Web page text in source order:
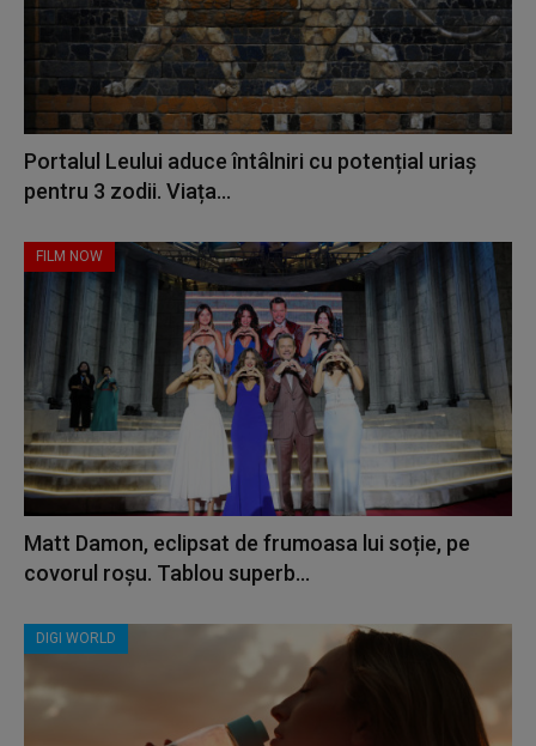
Portalul Leului aduce întâlniri cu potențial uriaș
pentru 3 zodii. Viața...
FILM NOW
Matt Damon, eclipsat de frumoasa lui soție, pe
covorul roșu. Tablou superb...
DIGI WORLD